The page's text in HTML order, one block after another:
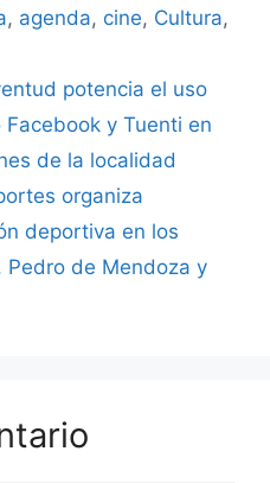
, agenda, cine, Cultura,
potencia el uso
y Tuenti en
de la localidad
organiza
deportiva en los
Pedro de Mendoza y